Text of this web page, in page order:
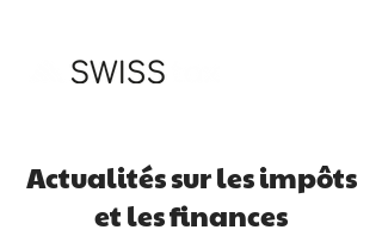
Actualités sur les impôts
et les finances